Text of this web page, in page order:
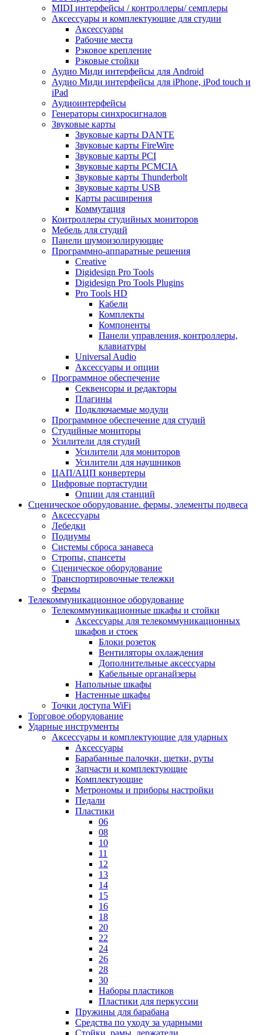
MIDI интерфейсы / контроллеры/ семплеры
Аксессуары и комплектующие для студии
Аксессуары
Рабочие места
Рэковое крепление
Рэковые стойки
Аудио Миди интерфейсы для Android
Аудио Миди интерфейсы для iPhone, iPod touch и
iPad
Аудиоинтерфейсы
Генераторы синхросигналов
Звуковые карты
Звуковые карты DANTE
Звуковые карты FireWire
Звуковые карты PCI
Звуковые карты PCMCIA
Звуковые карты Thunderbolt
Звуковые карты USB
Карты расширения
Коммутация
Контроллеры студийных мониторов
Мебель для студий
Панели шумоизолирующие
Программно-аппаратные решения
Creative
Digidesign Pro Tools
Digidesign Pro Tools Plugins
Pro Tools HD
Кабели
Комплекты
Компоненты
Панели управления, контроллеры,
клавиатуры
Universal Audio
Аксессуары и опции
Программное обеспечение
Cеквенсоры и редакторы
Плагины
Подключаемые модули
Программное обеспечение для студий
Студийные мониторы
Усилители для студий
Усилители для мониторов
Усилители для наушников
ЦАП/АЦП конвертеры
Цифровые портастудии
Опции для станций
Сценическое оборудование. фермы, элементы подвеса
Аксессуары
Лебедки
Подиумы
Системы сброса занавеса
Стропы, спансеты
Сценическое оборудование
Транспортировочные тележки
Фермы
Телекоммуникационное оборудование
Телекоммуникационные шкафы и стойки
Аксессуары для телекоммуникационных
шкафов и стоек
Блоки розеток
Вентиляторы охлаждения
Дополнительные аксессуары
Кабельные органайзеры
Напольные шкафы
Настенные шкафы
Точки доступа WiFi
Торговое оборудование
Ударные инструменты
Аксессуары и комплектующие для ударных
Аксессуары
Барабанные палочки, щетки, руты
Запчасти и комплектующие
Комплектующие
Метрономы и приборы настройки
Педали
Пластики
06
08
10
11
12
13
14
15
16
18
20
22
24
26
28
30
Наборы пластиков
Пластики для перкуссии
Пружины для барабана
Средства по уходу за ударными
Стойки, рамы, держатели